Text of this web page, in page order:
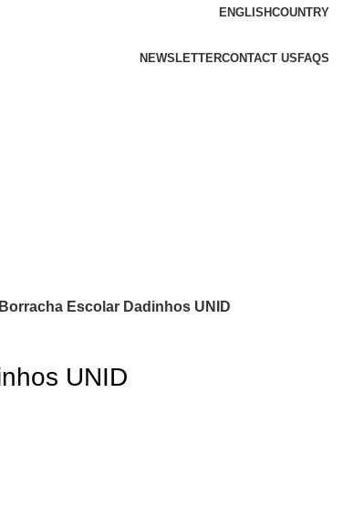
ENGLISHCOUNTRY
NEWSLETTERCONTACT US FAQS
Borracha Escolar Dadinhos UNID
UNID